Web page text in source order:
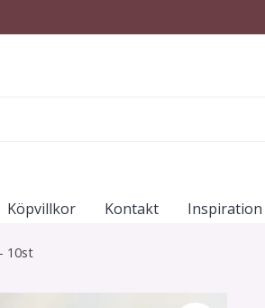
Köpvillkor Kontakt Inspiration
10st